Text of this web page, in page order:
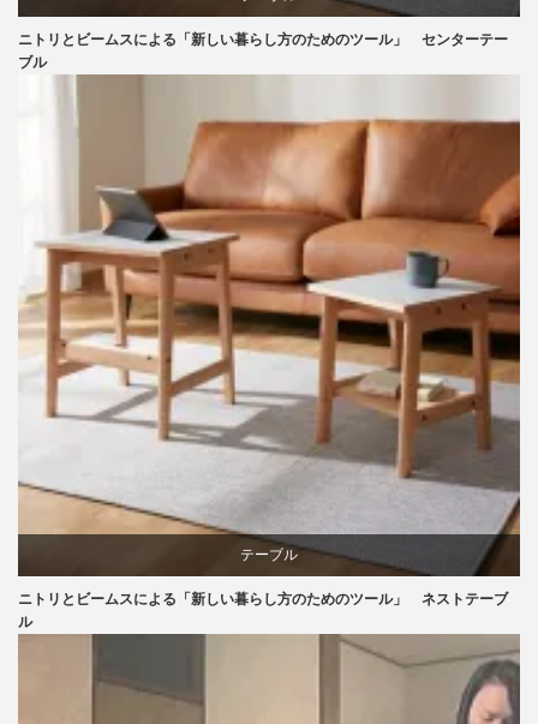
ビーチ
ライフスタイル
家具
ニトリとビームスによる「新しい暮らし方のためのツール」 センターテー
ブル
テーブル
ニトリとビームスによる「新しい暮らし方のためのツール」 ネストテーブ
ル